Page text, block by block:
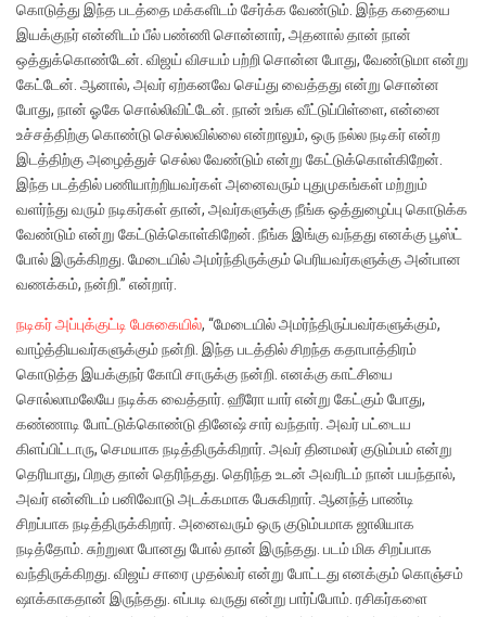
கொடுத்து இந்த படத்தை மக்களிடம் சேர்க்க வேண்டும். இந்த கதையை
இயக்குநர் என்னிடம் பீல் பண்ணி சொன்னார், அதனால் தான் நான்
ஒத்துக்கொண்டேன். விஜய் விசயம் பற்றி சொன்ன போது, வேண்டுமா என்று
கேட்டேன். ஆனால், அவர் ஏற்கனவே செய்து வைத்தது என்று சொன்ன
போது, நான் ஓகே சொல்லிவிட்டேன். நான் உங்க வீட்டுப்பிள்ளை, என்னை
உச்சத்திற்கு கொண்டு செல்லவில்லை என்றாலும், ஒரு நல்ல நடிகர் என்ற
இடத்திற்கு அழைத்துச் செல்ல வேண்டும் என்று கேட்டுக்கொள்கிறேன்.
இந்த படத்தில் பணியாற்றியவர்கள் அனைவரும் புதுமுகங்கள் மற்றும்
வளர்ந்து வரும் நடிகர்கள் தான், அவர்களுக்கு நீங்க ஒத்துழைப்பு கொடுக்க
வேண்டும் என்று கேட்டுக்கொள்கிறேன். நீங்க இங்கு வந்தது எனக்கு பூஸ்ட்
போல் இருக்கிறது. மேடையில் அமர்ந்திருக்கும் பெரியவர்களுக்கு அன்பான
வணக்கம், நன்றி.” என்றார்.
நடிகர் அப்புக்குட்டி பேசுகையில், “மேடையில் அமர்ந்திருப்பவர்களுக்கும்,
வாழ்த்தியவர்களுக்கும் நன்றி. இந்த படத்தில் சிறந்த கதாபாத்திரம்
கொடுத்த இயக்குநர் கோபி சாருக்கு நன்றி. எனக்கு காட்சியை
சொல்லாமலேயே நடிக்க வைத்தார். ஹீரோ யார் என்று கேட்கும் போது,
கண்ணாடி போட்டுக்கொண்டு தினேஷ் சார் வந்தார். அவர் பட்டைய
கிளப்பிட்டாரு, செமயாக நடித்திருக்கிறார். அவர் தினமலர் குடும்பம் என்று
தெரியாது, பிறகு தான் தெரிந்தது. தெரிந்த உடன் அவரிடம் நான் பயந்தால்,
அவர் என்னிடம் பனிவோடு அடக்கமாக பேசுகிறார். ஆனந்த் பாண்டி
சிறப்பாக நடித்திருக்கிறார். அனைவரும் ஒரு குடும்பமாக ஜாலியாக
நடித்தோம். சுற்றுலா போனது போல் தான் இருந்தது. படம் மிக சிறப்பாக
வந்திருக்கிறது. விஜய் சாரை முதல்வர் என்று போட்டது எனக்கும் கொஞ்சம்
ஷாக்காகதான் இருந்தது. எப்படி வருது என்று பார்ப்போம். ரசிகர்களை